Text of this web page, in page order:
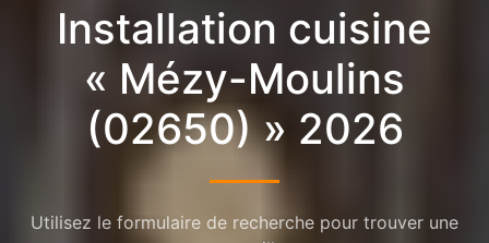
Installation cuisine
« Mézy-Moulins
(02650) » 2026
Utilisez le formulaire de recherche pour trouver une